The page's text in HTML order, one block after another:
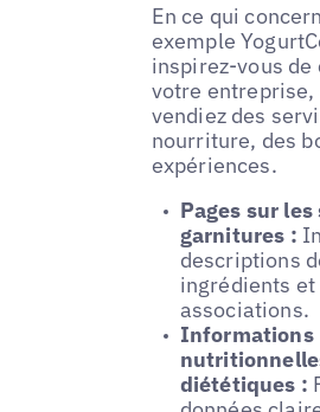
En ce qui
exemple
inspirez-vous de
votre entreprise,
vendiez des
nourriture, des
expériences.
Pages sur
garnitures :
descriptions
ingrédients et
associations.
Informations
diététiques :